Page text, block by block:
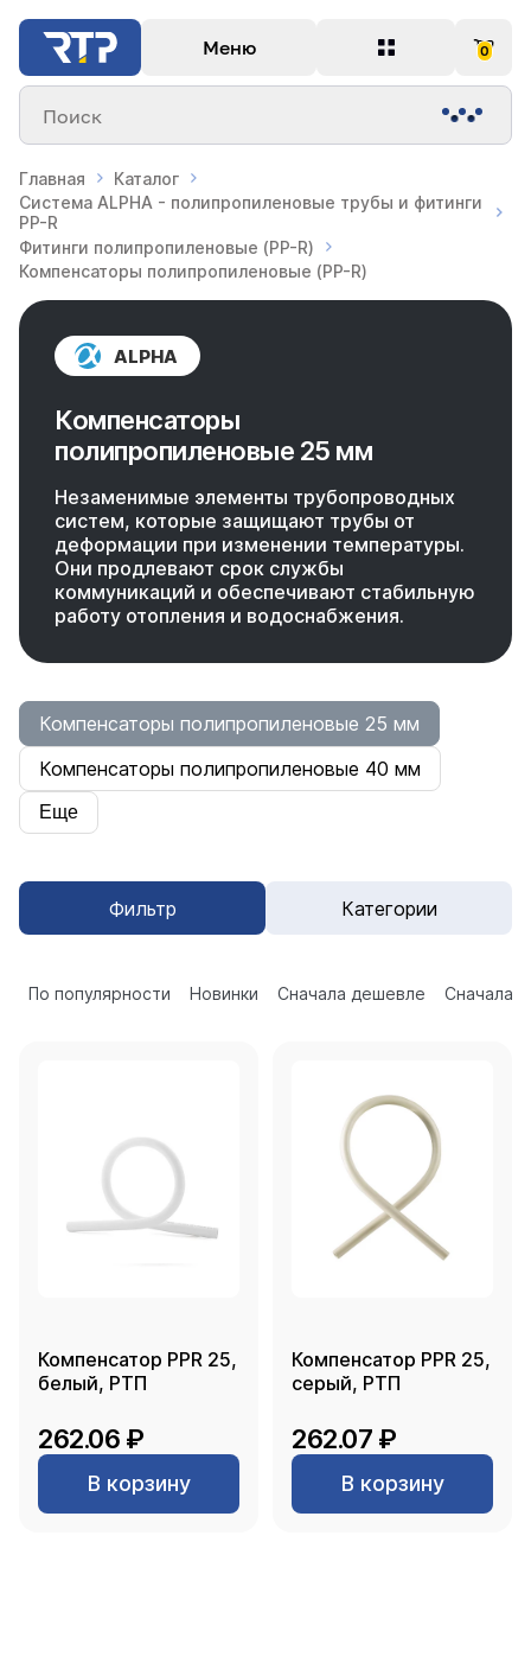
Меню 0
Поиск
Главная
Каталог
Система ALPHA - полипропиленовые трубы и фитинги
PP-R
Фитинги полипропиленовые (PP-R)
Компенсаторы полипропиленовые (PP-R)
ALPHA
Компенсаторы
полипропиленовые 25 мм
Незаменимые элементы трубопроводных
систем, которые защищают трубы от
деформации при изменении температуры.
Они продлевают срок службы
коммуникаций и обеспечивают стабильную
работу отопления и водоснабжения.
Компенсаторы полипропиленовые 25 мм
Компенсаторы полипропиленовые 40 мм
Еще
Фильтр Категории
По популярности Новинки Сначала дешевле Сначала
Компенсатор PPR 25,
белый, РТП
262.06 ₽
В корзину
Компенсатор PPR 25,
серый, РТП
262.07 ₽
В корзину